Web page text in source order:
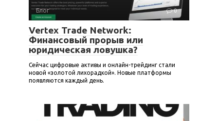
Блог 0
Vertex Trade Network:
Финансовый прорыв или
юридическая ловушка?
Сейчас цифровые активы и онлайн-трейдинг стали
новой «золотой лихорадкой». Новые платформы
появляются каждый день.